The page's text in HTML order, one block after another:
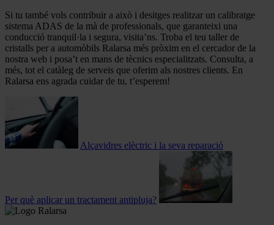
Si tu també vols contribuir a això i desitges realitzar un calibratge
sistema ADAS de la mà de professionals, que garanteixi una
conducció tranquil·la i segura, visita’ns. Troba el teu taller de
cristalls per a automòbils Ralarsa més pròxim en el cercador de la
nostra web i posa’t en mans de tècnics especialitzats. Consulta, a
més, tot el catàleg de serveis que oferim als nostres clients. En
Ralarsa ens agrada cuidar de tu, t’esperem!
Alçavidres elèctric i la seva reparació
Per què aplicar un tractament antipluja?